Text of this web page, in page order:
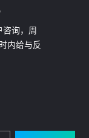
咨询，周
内给与反